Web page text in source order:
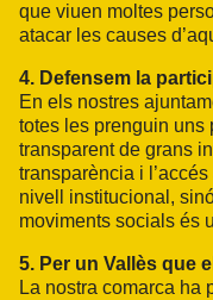
que viuen moltes
atacar les causes
4. Defensem la
En els nostres
totes les prenguin uns
transparent de grans
transparència i
nivell institucional,
moviments socials és
5. Per un Vallès que
La nostra comarca ha